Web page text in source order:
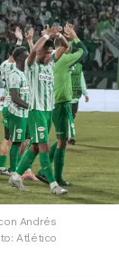
Andrés
Atlético